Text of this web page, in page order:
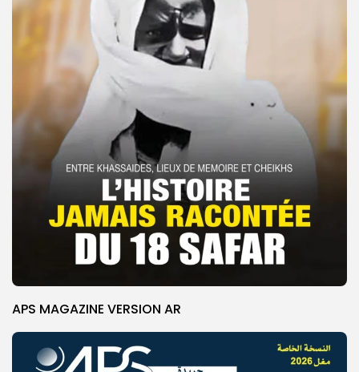
APS MAGAZINE VERSION AR